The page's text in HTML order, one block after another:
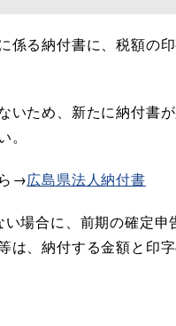
係る納付書に、税額の
ため、新たに納付書
→広島県法人納付書
場合に、前期の確定
は、納付する金額と印